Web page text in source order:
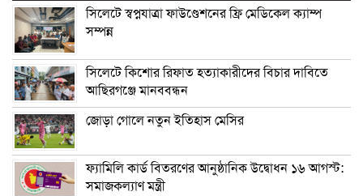
সিলেটে স্বপ্নযাত্রা ফাউণ্ডেশনের ফ্রি মেডিকেল ক্যাম্প
সম্পন্ন
সিলেটে কিশোর রিফাত হত্যাকারীদের বিচার দাবিতে
আছিরগঞ্জে মানববন্ধন
জোড়া গোলে নতুন ইতিহাস মেসির
ফ্যামিলি কার্ড বিতরণের আনুষ্ঠানিক উদ্বোধন ১৬ আগস্ট:
সমাজকল্যাণ মন্ত্রী